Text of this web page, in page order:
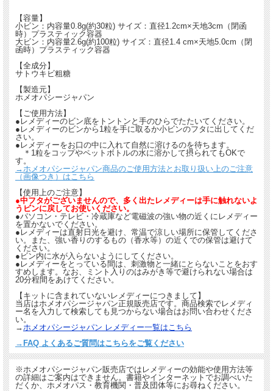
【容量】
小ビン：内容量0.8g(約30粒) サイズ：直径1.2cm×天地3cm（閉函
時）プラスティック容器
大ビン：内容量2.6g(約100粒) サイズ：直径1.4 cm×天地5.0cm（閉
函時）プラスティック容器
【全成分】
サトウキビ粗糖
【製造元】
ホメオパシージャパン
【ご使用方法】
●レメディーのビン底をトントンと手のひらでたたいてください。
●レメディーのビンから1粒を手に取るか小ビンのフタに出してくだ
さい。
●レメディーをお口の中に入れて自然に溶けるのを待ちます。
＊1粒をコップやペットボトルの水に溶かして摂られてもOKで
す。
→ホメオパシージャパン商品のご使用方法とお取り扱い上のご注意
（画像つき）はこちら
【使用上のご注意】
●中フタがございませんので、多く出たレメディーは手に触れないよ
うビンに戻してお使いください。
●パソコン・テレビ・冷蔵庫など電磁波の強い物の近くにレメディー
を置かないでください。
●レメディーは直射日光を避け、常温で涼しい場所に保管してくださ
い。また、強い香りのするもの（香水等）の近くでの保管は避けて
ください。
●ビン内に水が入らないようにしてください。
●レメディーをとっている間は、刺激物と一緒にとらないことをおす
すめします。なお、ミント入りのはみがき等で避けられない場合は
20分程間をあけてください。
【キットに含まれていないレメディーにつきまして】
当店はホメオパシージャパン正規販売店です。商品検索でレメディ
ー名を入力して検索しても見つからない場合はお問い合わせくださ
い。
→ホメオパシージャパン レメディー一覧はこちら
→FAQ よくあるご質問はこちらをご覧ください
※ホメオパシージャパン販売店ではレメディーの効能や使用方法等
の詳細はご案内はできません。書籍やインターネットでお調べいた
だくか、ホメオパス・教育機関・普及団体等にお尋ねください。